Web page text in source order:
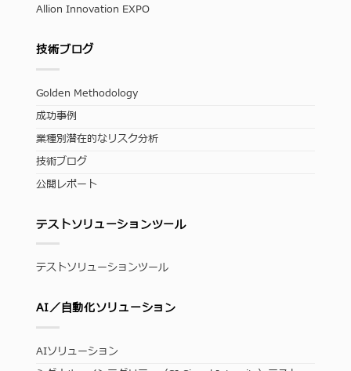
Allion Innovation EXPO
技術ブログ
Golden Methodology
成功事例
業種別潜在的なリスク分析
技術ブログ
公開レポート
テストソリューションツール
テストソリューションツール
AI／自動化ソリューション
AIソリューション